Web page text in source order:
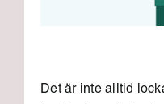
Det är inte alltid